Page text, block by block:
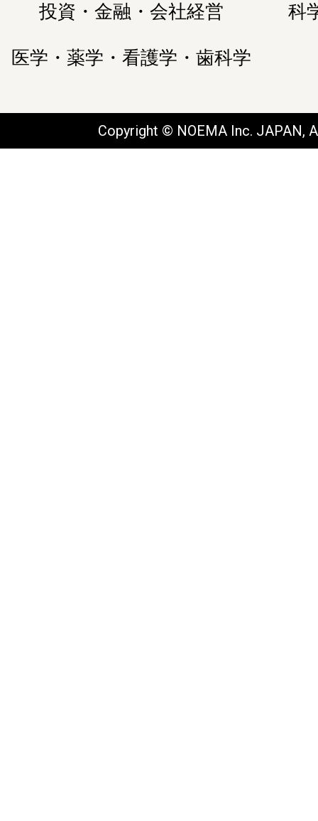
投資・金融・会社経営 科
医学・薬学・看護学・歯科学
Copyright © NOEMA Inc. JAPAN,